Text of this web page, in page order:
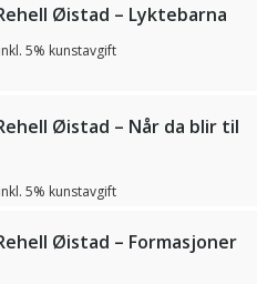
Øistad – Lyktebarna
inkl. 5% kunstavgift
Øistad – Når da blir til
inkl. 5% kunstavgift
Øistad – Formasjoner